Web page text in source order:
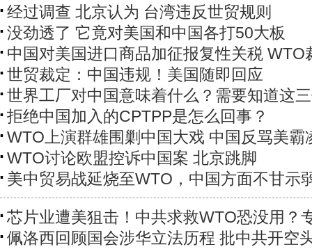
经过调查 北京认为 台湾违反世贸规则
没劲透了 它竟对美国和中国各打50大板
中国对美国进口商品加征报复性关税 WTO
世贸裁定：中国违规！美国随即回应
世界工厂对中国意味着什么？需要知道这
拒绝中国加入的CPTPP是怎么回事？
WTO上演群雄围剿中国大戏 中国反骂美霸
WTO讨论欧盟控诉中国案 北京跳脚
美中贸易战延烧至WTO，中国方面不甘示
芯片业遭美狙击！中共求救WTO恐没用？
佩洛西回顾国会涉华立法历程 批中共开空